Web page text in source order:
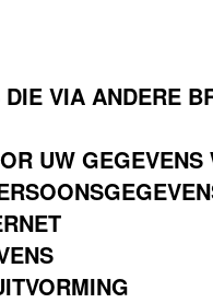
VIA ANDERE
UW